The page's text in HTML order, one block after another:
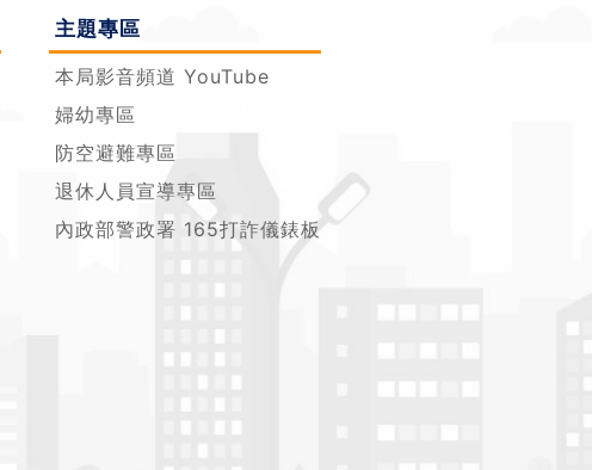
主題專區
本局影音頻道 YouTube
婦幼專區
防空避難專區
退休人員宣導專區
內政部警政署 165打詐儀錶板